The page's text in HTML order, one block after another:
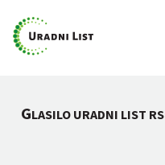
GLASILO URADNI LIST RS